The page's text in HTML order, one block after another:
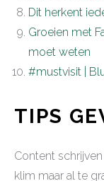
Dit herkent
Groeien met
moet weten
#mustvisit |
TIPS
Content
klim maar al te